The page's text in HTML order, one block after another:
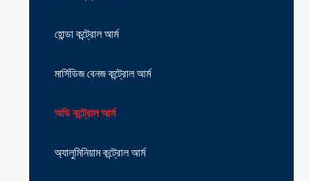
হোন্ডা কন্ট্রোল আর্ম
মার্সিডিজ বেনজ কন্ট্রোল আর্ম
অডি কন্ট্রোল আর্ম
অ্যালুমিনিয়াম কন্ট্রোল আর্ম